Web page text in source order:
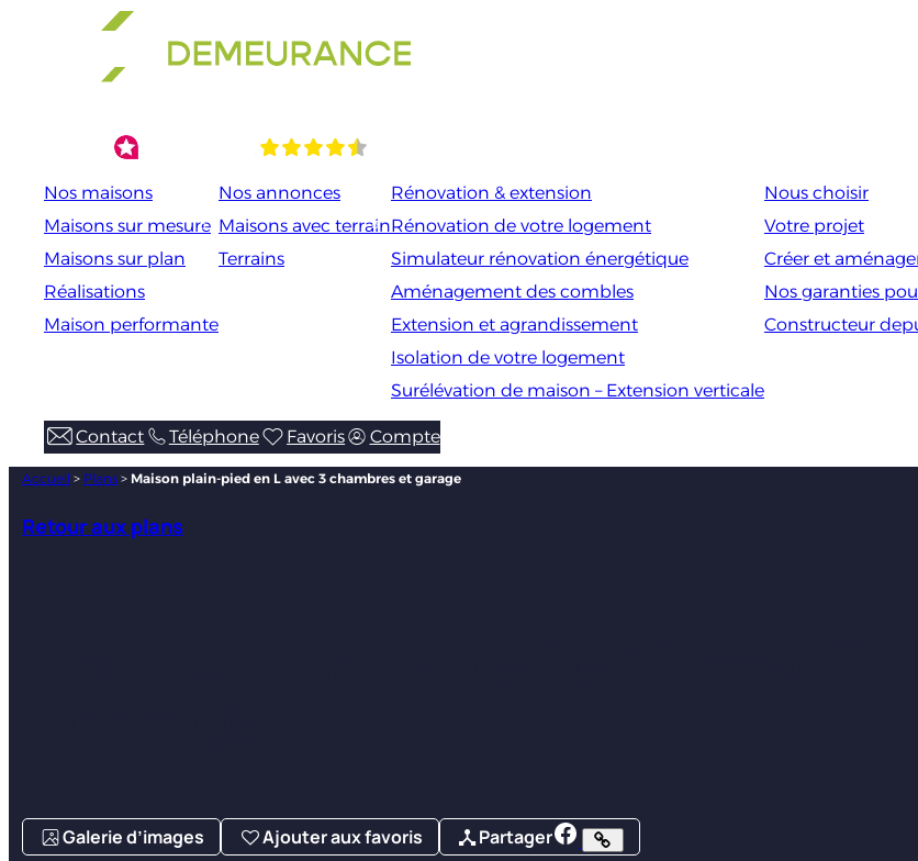
Nos maisons
Maisons sur mesure
Maisons sur plan
Réalisations
Maison performante
Nos annonces
Maisons avec terrain
Terrains
Rénovation & extension
Rénovation de votre logement
Simulateur rénovation énergétique
Aménagement des combles
Extension et agrandissement
Isolation de votre logement
Surélévation de maison – Extension verticale
Nous choisir
Votre projet
Créer et
Nos garanties
Constructeur
Contact Téléphone Favoris Compte
Accueil > Plans > Maison plain-pied en L avec 3 chambres et garage
Retour aux plans
Galerie d’images Ajouter aux favoris Partager